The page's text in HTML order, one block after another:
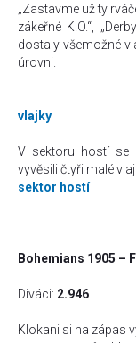
„Zastavme už ty
zákeřné K.O.“,
dostaly všemožné
úrovni.
vlajky
V sektoru hostí se
vyvěsili čtyři malé
sektor hostí
Bohemians 1905 –
Diváci: 2.946
Klokani si na zápas